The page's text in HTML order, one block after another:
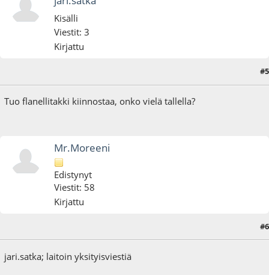
Kisälli
Viestit: 3
Kirjattu
#5
Tuo flanellitakki kiinnostaa, onko vielä tallella?
Mr.Moreeni
Edistynyt
Viestit: 58
Kirjattu
#6
jari.satka; laitoin yksityisviestiä